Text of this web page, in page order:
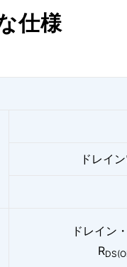
仕様
ドレイ
ドレイン
R